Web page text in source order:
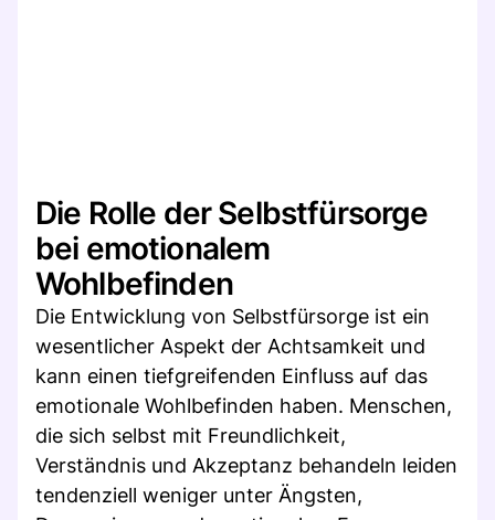
Die Rolle der Selbstfürsorge
bei emotionalem
Wohlbefinden
Die Entwicklung von Selbstfürsorge ist ein
wesentlicher Aspekt der Achtsamkeit und
kann einen tiefgreifenden Einfluss auf das
emotionale Wohlbefinden haben. Menschen,
die sich selbst mit Freundlichkeit,
Verständnis und Akzeptanz behandeln leiden
tendenziell weniger unter Ängsten,